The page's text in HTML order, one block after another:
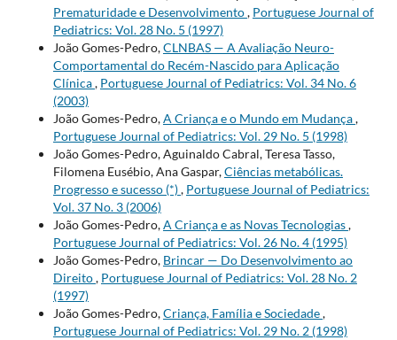
Prematuridade e Desenvolvimento, Portuguese Journal of
Pediatrics: Vol. 28 No. 5 (1997)
João Gomes-Pedro,CLNBAS — A Avaliação Neuro-
Comportamental do Recém-Nascido para Aplicação
Clínica, Portuguese Journal of Pediatrics: Vol. 34 No. 6
(2003)
João Gomes-Pedro,A Criança e o Mundo em Mudança,
Portuguese Journal of Pediatrics: Vol. 29 No. 5 (1998)
João Gomes-Pedro, Aguinaldo Cabral, Teresa Tasso,
Filomena Eusébio, Ana Gaspar,Ciências metabólicas.
Progresso e sucesso (*), Portuguese Journal of Pediatrics:
Vol. 37 No. 3 (2006)
João Gomes-Pedro,A Criança e as Novas Tecnologias,
Portuguese Journal of Pediatrics: Vol. 26 No. 4 (1995)
João Gomes-Pedro, Brincar — Do Desenvolvimento ao
Direito, Portuguese Journal of Pediatrics: Vol. 28 No. 2
(1997)
João Gomes-Pedro,Criança, Família e Sociedade,
Portuguese Journal of Pediatrics: Vol. 29 No. 2 (1998)